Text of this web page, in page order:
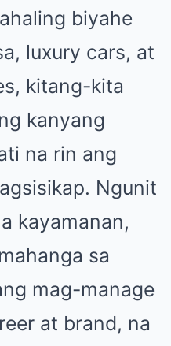
biyahe
luxury cars, at
kitang-kita
kanyang
na rin ang
Ngunit
kayamanan,
sa
mag-manage
at brand, na